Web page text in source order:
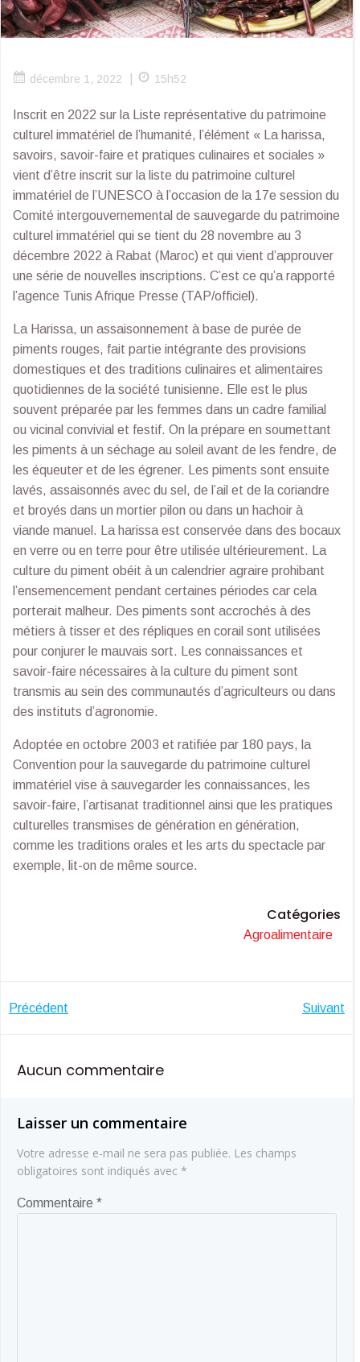
décembre 1, 2022 15h52
Inscrit en 2022 sur la Liste représentative du patrimoine
culturel immatériel de l’humanité, l’élément « La harissa,
savoirs, savoir-faire et pratiques culinaires et sociales »
vient d’être inscrit sur la liste du patrimoine culturel
immatériel de l’UNESCO à l’occasion de la 17e session du
Comité intergouvernemental de sauvegarde du patrimoine
culturel immatériel qui se tient du 28 novembre au 3
décembre 2022 à Rabat (Maroc) et qui vient d’approuver
une série de nouvelles inscriptions. C’est ce qu’a rapporté
l’agence Tunis Afrique Presse (TAP/officiel).
La Harissa, un assaisonnement à base de purée de
piments rouges, fait partie intégrante des provisions
domestiques et des traditions culinaires et alimentaires
quotidiennes de la société tunisienne. Elle est le plus
souvent préparée par les femmes dans un cadre familial
ou vicinal convivial et festif. On la prépare en soumettant
les piments à un séchage au soleil avant de les fendre, de
les équeuter et de les égrener. Les piments sont ensuite
lavés, assaisonnés avec du sel, de l’ail et de la coriandre
et broyés dans un mortier pilon ou dans un hachoir à
viande manuel. La harissa est conservée dans des bocaux
en verre ou en terre pour être utilisée ultérieurement. La
culture du piment obéit à un calendrier agraire prohibant
l’ensemencement pendant certaines périodes car cela
porterait malheur. Des piments sont accrochés à des
métiers à tisser et des répliques en corail sont utilisées
pour conjurer le mauvais sort. Les connaissances et
savoir-faire nécessaires à la culture du piment sont
transmis au sein des communautés d’agriculteurs ou dans
des instituts d’agronomie.
Adoptée en octobre 2003 et ratifiée par 180 pays, la
Convention pour la sauvegarde du patrimoine culturel
immatériel vise à sauvegarder les connaissances, les
savoir-faire, l’artisanat traditionnel ainsi que les pratiques
culturelles transmises de génération en génération,
comme les traditions orales et les arts du spectacle par
exemple, lit-on de même source.
Catégories
Agroalimentaire
Navigation
de
Précédent Suivant
Aucun commentaire
Laisser un commentaire
Votre adresse e-mail ne sera pas publiée. Les champs
obligatoires sont indiqués avec *
Commentaire *